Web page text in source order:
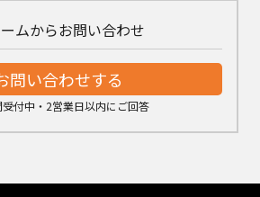
ムからお問い合わせ
問い合わせする
付中・2営業日以内にご回答